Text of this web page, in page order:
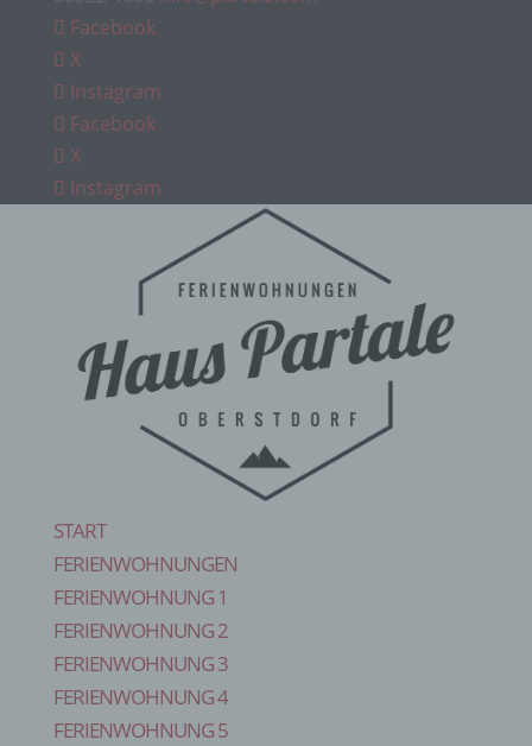
Facebook
X
Instagram
Facebook
X
Instagram
START
FERIENWOHNUNGEN
FERIENWOHNUNG 1
FERIENWOHNUNG 2
FERIENWOHNUNG 3
FERIENWOHNUNG 4
FERIENWOHNUNG 5